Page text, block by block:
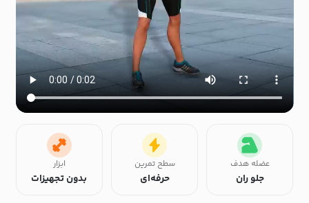
عضله هدف
جلو ران
سطح تمرین
حرفه‌ای
ابزار
بدون تجهیزات